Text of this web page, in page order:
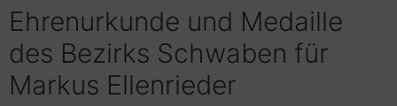
Ehrenurkunde und Medaille
des Bezirks Schwaben für
Markus Ellenrieder